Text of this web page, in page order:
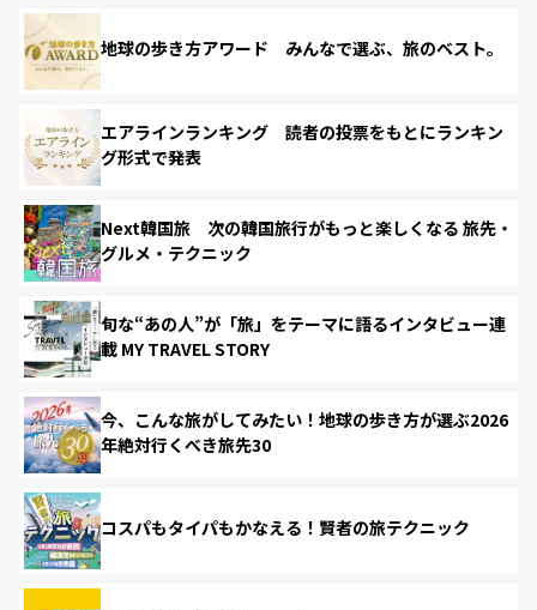
地球の歩き方アワード みんなで選ぶ、旅のベスト。
エアラインランキング 読者の投票をもとにランキン
グ形式で発表
Next韓国旅 次の韓国旅行がもっと楽しくなる 旅先・
グルメ・テクニック
旬な“あの人”が「旅」をテーマに語るインタビュー連
載 MY TRAVEL STORY
今、こんな旅がしてみたい！地球の歩き方が選ぶ2026
年絶対行くべき旅先30
コスパもタイパもかなえる！賢者の旅テクニック